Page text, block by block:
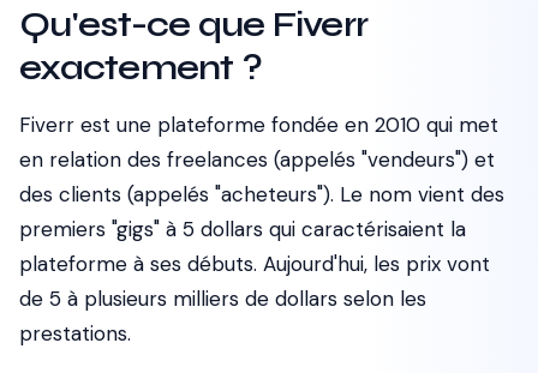
Qu'est-ce que Fiverr
exactement ?
Fiverr est une plateforme fondée en 2010 qui met
en relation des freelances (appelés "vendeurs") et
des clients (appelés "acheteurs"). Le nom vient des
premiers "gigs" à 5 dollars qui caractérisaient la
plateforme à ses débuts. Aujourd'hui, les prix vont
de 5 à plusieurs milliers de dollars selon les
prestations.